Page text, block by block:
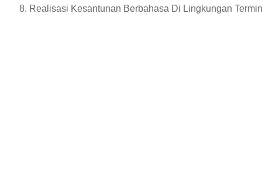
Realisasi Kesantunan Berbahasa Di Lingkungan